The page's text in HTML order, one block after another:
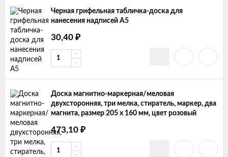
Черная грифельная табличка-доска для
нанесения надписей А5
30,40 ₽
Доска магнитно-маркерная/меловая
двухсторонняя, три мелка, стиратель, маркер, два
магнита, размер 205 х 160 мм, цвет розовый
473,10 ₽